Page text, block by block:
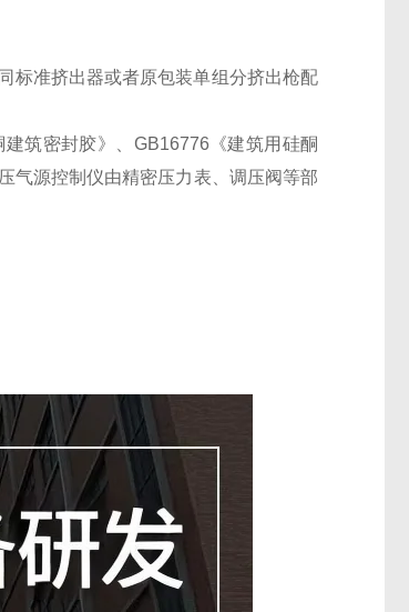
标准挤出器或者原包装单组分挤出枪配
建筑密封胶》、 GB16776 《建筑用硅酮
气源控制仪由精密压力表、调压阀等部